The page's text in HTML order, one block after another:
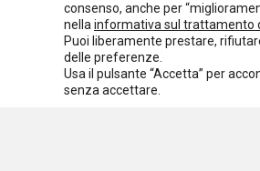
Normativa europea
Rassegna
I seminari di Welforum
Eventi
Spazio ai promotori
consenso, anche per
nella informativa sul trattamento
Puoi liberamente prestare,
delle preferenze.
Usa il pulsante “Accetta” per
senza accettare.